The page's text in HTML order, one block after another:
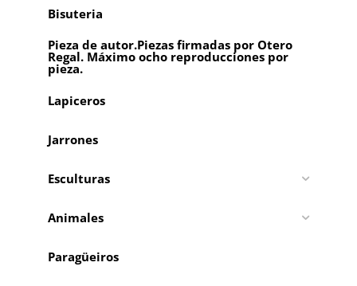
Bisuteria
Pieza de autor.Piezas firmadas por Otero
Regal. Máximo ocho reproducciones por
pieza.
Lapiceros
Jarrones
Esculturas
Animales
Paragüeiros